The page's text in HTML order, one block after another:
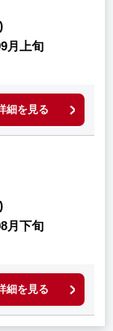
月上旬
細を見る
月下旬
細を見る